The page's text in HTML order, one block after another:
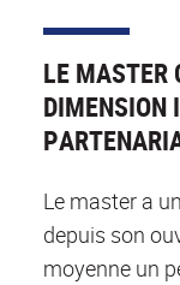
LE MASTER
DIMENSION
Le master a
depuis son
moyenne un